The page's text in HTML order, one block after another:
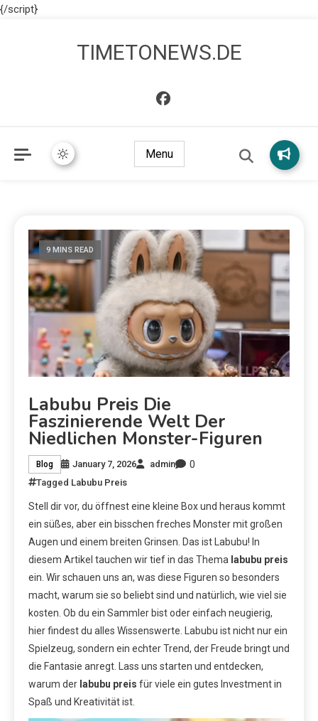
{/script}
TIMETONEWS.DE
Menu
9 MINS READ
Labubu Preis Die
Faszinierende Welt Der
Niedlichen Monster-Figuren
Blog January 7, 2026 admin 0
Tagged Labubu Preis
Stell dir vor, du öffnest eine kleine Box und heraus kommt
ein süßes, aber ein bisschen freches Monster mit großen
Augen und einem breiten Grinsen. Das ist Labubu! In
diesem Artikel tauchen wir tief in das Thema labubu preis
ein. Wir schauen uns an, was diese Figuren so besonders
macht, warum sie so beliebt sind und natürlich, wie viel sie
kosten. Ob du ein Sammler bist oder einfach neugierig,
hier findest du alles Wissenswerte. Labubu ist nicht nur ein
Spielzeug, sondern ein echter Trend, der Freude bringt und
die Fantasie anregt. Lass uns starten und entdecken,
warum der labubu preis für viele ein gutes Investment in
Spaß und Kreativität ist.